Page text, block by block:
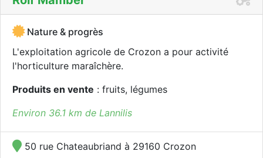
Nature & progrès
L'exploitation agricole de Crozon a pour activité
l'horticulture maraîchère.
Produits en vente : fruits, légumes
Environ 36.1 km de Lannilis
50 rue Chateaubriand à 29160 Crozon